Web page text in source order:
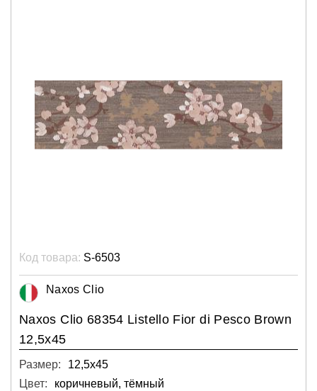
Код товара: S-6503
Naxos Clio
Naxos Clio 68354 Listello Fior di Pesco Brown
12,5x45
Размер:
12,5х45
Цвет:
коричневый, тёмный